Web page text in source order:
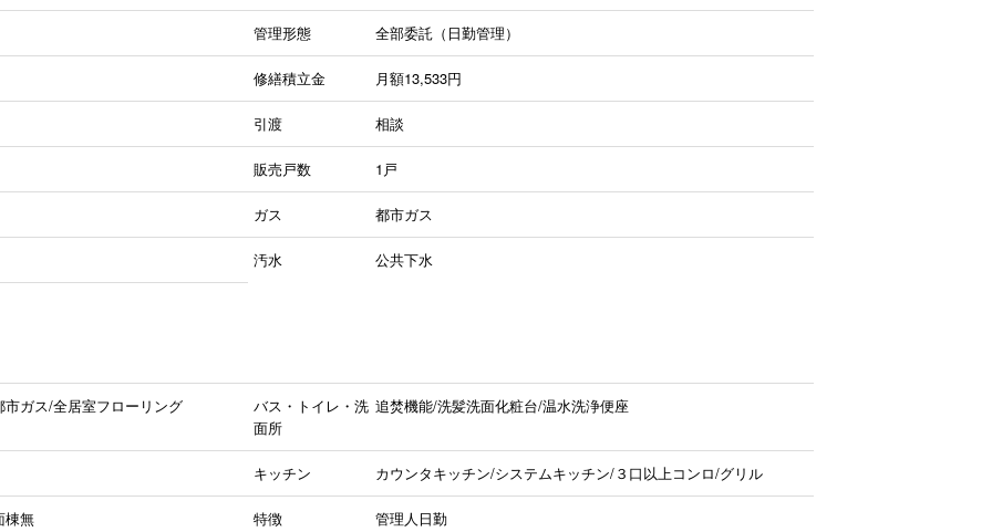
管理形態 全部委託（日勤管理）
修繕積立金 月額13,533円
引渡 相談
販売戸数 1戸
ガス 都市ガス
汚水 公共下水
ガス/全居室フローリング
バス・トイレ・洗
面所
追焚機能/洗髪洗面化粧台/温水洗浄便座
キッチン カウンタキッチン/システムキッチン/３口以上コンロ/グリル
棟無 特徴 管理人日勤